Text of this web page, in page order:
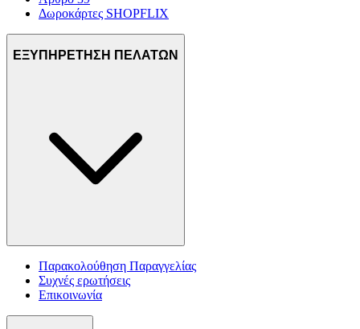
Δωροκάρτες SHOPFLIX
ΕΞΥΠΗΡΕΤΗΣΗ ΠΕΛΑΤΩΝ
Παρακολούθηση Παραγγελίας
Συχνές ερωτήσεις
Επικοινωνία